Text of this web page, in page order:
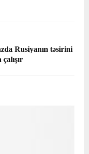
Rusiyanın təsirini